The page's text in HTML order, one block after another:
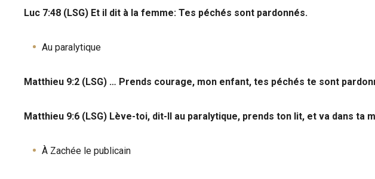
Luc 7:48 (LSG) Et il dit à la femme: Tes péchés sont pardonnés.
Au paralytique
Matthieu 9:2 (LSG) … Prends courage, mon enfant, tes péchés te sont
Matthieu 9:6 (LSG) Lève-toi, dit-Il au paralytique, prends ton lit, et va dans ta
À Zachée le publicain